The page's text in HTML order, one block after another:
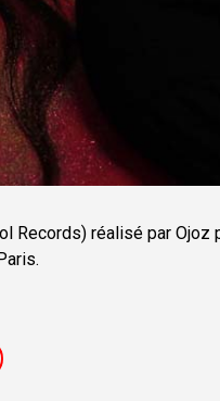
Records) réalisé par Ojoz